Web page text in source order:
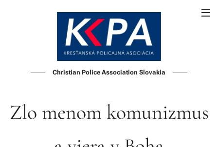
Christian Police Association Slovakia
Zlo menom komunizmus